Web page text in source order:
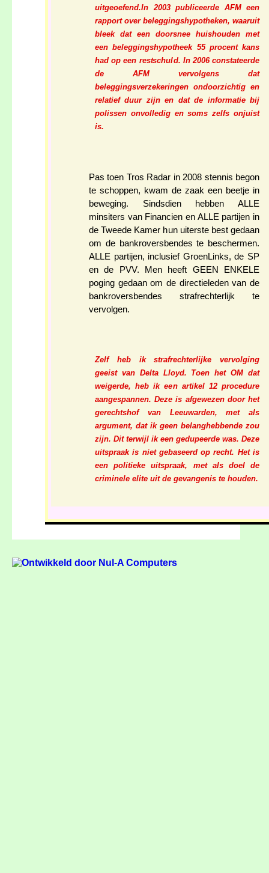
uitgeoefend.In 2003 publiceerde AFM een
rapport over beleggingshypotheken, waaruit
bleek dat een doorsnee huishouden met
een beleggingshypotheek 55 procent kans
had op een restschuld. In 2006 constateerde
de AFM vervolgens dat
beleggingsverzekeringen ondoorzichtig en
relatief duur zijn en dat de informatie bij
polissen onvolledig en soms zelfs onjuist
is.
Pas toen Tros Radar in 2008 stennis begon
te schoppen, kwam de zaak een beetje in
beweging. Sindsdien hebben ALLE
minsiters van Financien en ALLE partijen in
de Tweede Kamer hun uiterste best gedaan
om de bankroversbendes te beschermen.
ALLE partijen, inclusief GroenLinks, de SP
en de PVV. Men heeft GEEN ENKELE
poging gedaan om de directieleden van de
bankroversbendes strafrechterlijk te
vervolgen.
Zelf heb ik strafrechterlijke vervolging
geeist van Delta Lloyd. Toen het OM dat
weigerde, heb ik een artikel 12 procedure
aangespannen. Deze is afgewezen door het
gerechtshof van Leeuwarden, met als
argument, dat ik geen belanghebbende zou
zijn. Dit terwijl ik een gedupeerde was. Deze
uitspraak is niet gebaseerd op recht. Het is
een politieke uitspraak, met als doel de
criminele elite uit de gevangenis te houden.